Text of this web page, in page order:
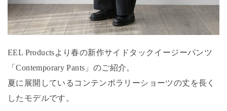
EEL Productsより春の新作サイドタックイージーパンツ
「Contemporary Pants」のご紹介。
夏に展開しているコンテンポラリーショーツの丈を長く
したモデルです。